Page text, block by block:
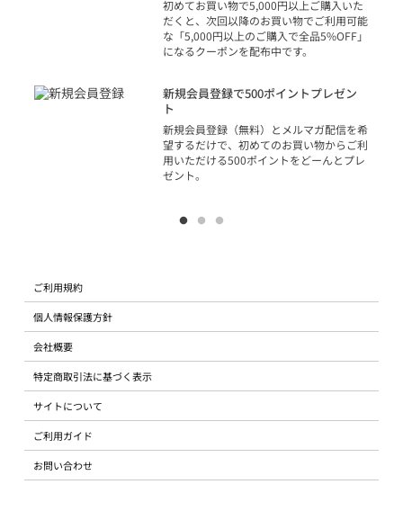
初めてお買い物で5,000円以上ご購入いた
だくと、次回以降のお買い物でご利用可能
な「5,000円以上のご購入で全品5%OFF」
になるクーポンを配布中です。
新規会員登録で500ポイントプレゼン
ト
新規会員登録（無料）とメルマガ配信を希
望するだけで、初めてのお買い物からご利
用いただける500ポイントをどーんとプレ
ゼント。
ご利用規約
個人情報保護方針
会社概要
特定商取引法に基づく表示
サイトについて
ご利用ガイド
お問い合わせ